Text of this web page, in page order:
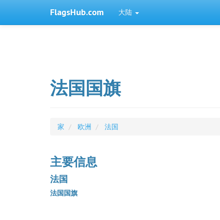
FlagsHub.com 大陆
法国国旗
家 欧洲 法国
主要信息
法国
法国国旗